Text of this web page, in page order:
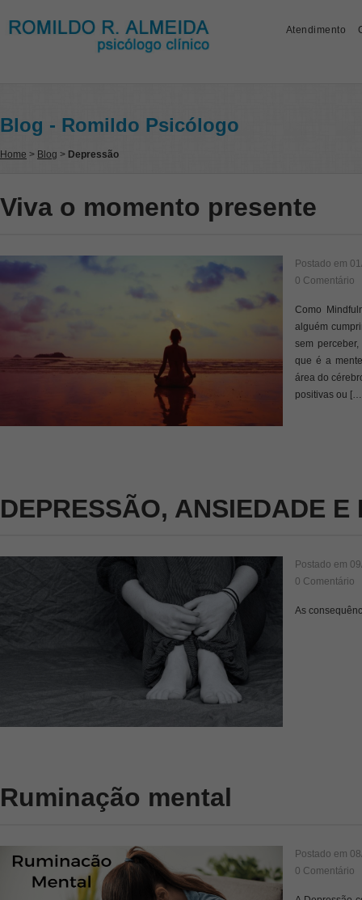
Atendimento
Blog - Romildo Psicólogo
Home > Blog > Depressão
Viva o momento presente
Postado em
0 Comentário
Como
alguém
sem
que é a
área do
positivas ou
DEPRESSÃO, ANSIEDADE E
Postado em
0 Comentário
As
Ruminação mental
Postado em
0 Comentário